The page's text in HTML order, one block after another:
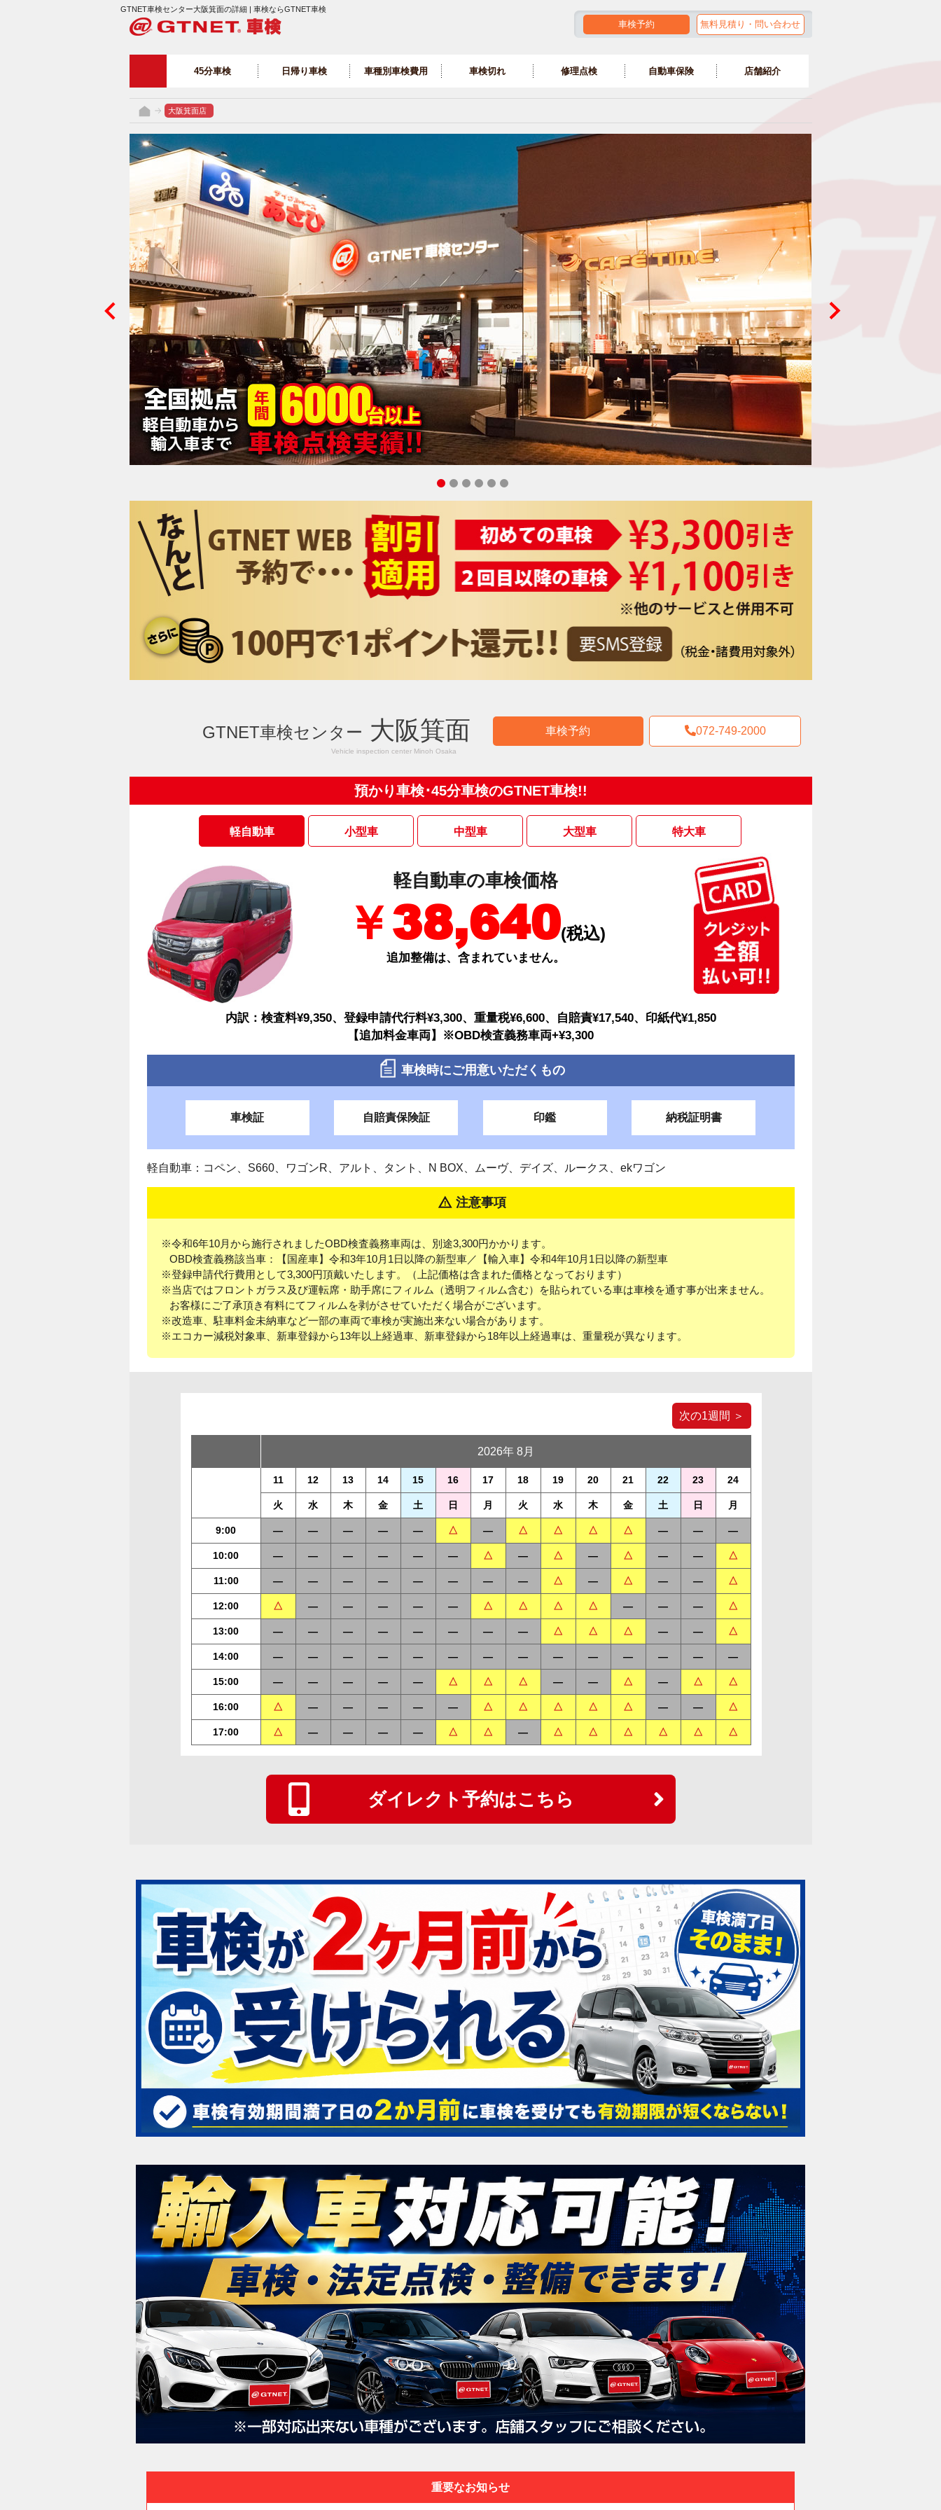
GTNET車検センター大阪箕面の詳細 | 車検ならGTNET車検
車検予約 無料見積り・問い合わせ
45分車検 日帰り車検 車種別車検費用 車検切れ 修理点検 自動車保険 店舗紹介
大阪箕面店
GTNET車検センター 大阪箕面
Vehicle inspection center Minoh Osaka
車検予約 072-749-2000
預かり車検･45分車検のGTNET車検!!
軽自動車 小型車 中型車 大型車 特大車
軽自動車の車検価格
￥38,640(税込)
追加整備は、含まれていません。
内訳：検査料¥9,350、登録申請代行料¥3,300、重量税¥6,600、自賠責¥17,540、印紙代¥1,850
【追加料金車両】※OBD検査義務車両+¥3,300
車検時にご用意いただくもの
車検証 自賠責保険証 印鑑 納税証明書
軽自動車：コペン、S660、ワゴンR、アルト、タント、N BOX、ムーヴ、デイズ、ルークス、ekワゴン
注意事項
※令和6年10月から施行されましたOBD検査義務車両は、別途3,300円かかります。
OBD検査義務該当車：【国産車】令和3年10月1日以降の新型車／【輸入車】令和4年10月1日以降の新型車
※登録申請代行費用として3,300円頂戴いたします。（上記価格は含まれた価格となっております）
※当店ではフロントガラス及び運転席・助手席にフィルム（透明フィルム含む）を貼られている車は車検を通す事が出来ません。
お客様にご了承頂き有料にてフィルムを剥がさせていただく場合がございます。
※改造車、駐車料金未納車など一部の車両で車検が実施出来ない場合があります。
※エコカー減税対象車、新車登録から13年以上経過車、新車登録から18年以上経過車は、重量税が異なります。
ダイレクト予約はこちら
重要なお知らせ